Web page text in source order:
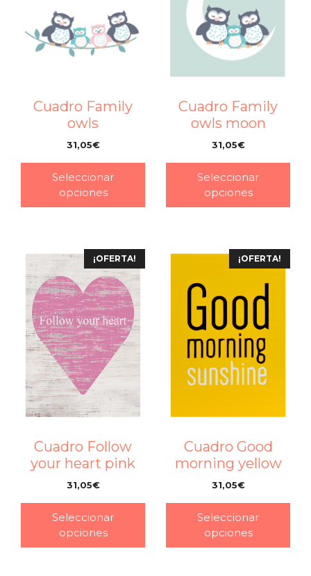
Cuadro Family
owls
31,05€
Seleccionar
opciones
Cuadro Family
owls moon
31,05€
Seleccionar
opciones
¡OFERTA!
Cuadro Follow
your heart pink
31,05€
Seleccionar
opciones
¡OFERTA!
Cuadro Good
morning yellow
31,05€
Seleccionar
opciones